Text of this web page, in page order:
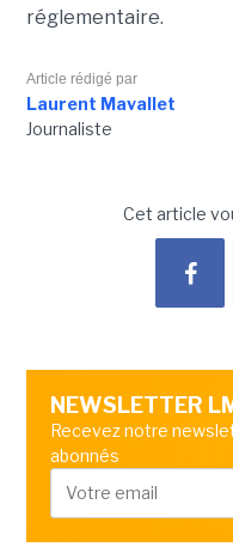
réglementaire.
Article rédigé par
Laurent Mavallet
Journaliste
Cet article
NEWSLETTER
Recevez notre
abonnés